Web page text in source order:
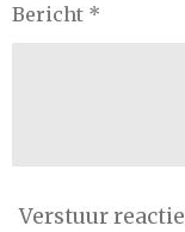
Bericht *
Verstuur reactie